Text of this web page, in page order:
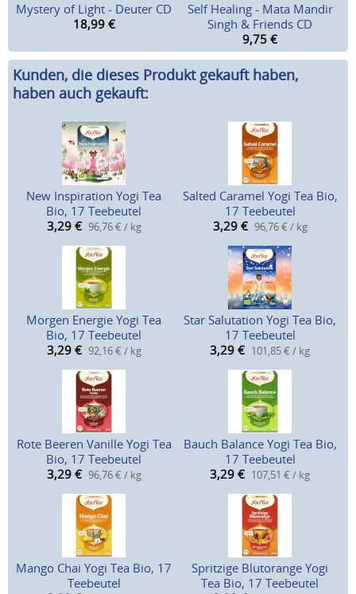
Mystery of Light - Deuter CD
18,99 €
Self Healing - Mata Mandir
Singh & Friends CD
9,75 €
Kunden, die dieses Produkt gekauft haben,
haben auch gekauft:
New Inspiration Yogi Tea
Bio, 17 Teebeutel
3,29 € 96,76 € / kg
Salted Caramel Yogi Tea Bio,
17 Teebeutel
3,29 € 96,76 € / kg
Morgen Energie Yogi Tea
Bio, 17 Teebeutel
3,29 € 92,16 € / kg
Star Salutation Yogi Tea Bio,
17 Teebeutel
3,29 € 101,85 € / kg
Rote Beeren Vanille Yogi Tea
Bio, 17 Teebeutel
3,29 € 96,76 € / kg
Bauch Balance Yogi Tea Bio,
17 Teebeutel
3,29 € 107,51 € / kg
Mango Chai Yogi Tea Bio, 17
Teebeutel
Spritzige Blutorange Yogi
Tea Bio, 17 Teebeutel